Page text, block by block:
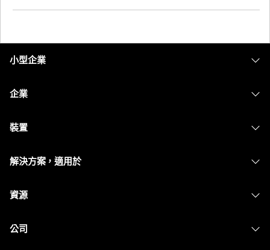
小型企業
企業
裝置
解決方案，適用於
資源
公司